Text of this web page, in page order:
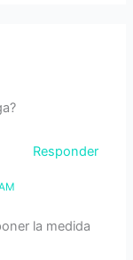
Responder
la medida